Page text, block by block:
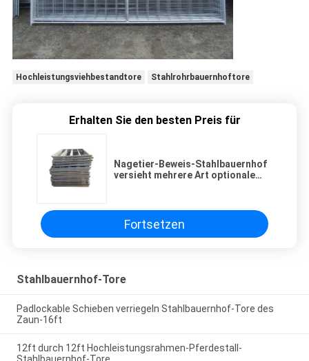
Hochleistungsviehbestandtore Stahlrohrbauernhoftore
Erhalten Sie den besten Preis für
Nagetier-Beweis-Stahlbauernhof
versieht mehrere Art optionale
Fortsetzen
Stahlbauernhof-Tore
Padlockable Schieben verriegeln Stahlbauernhof-Tore des
Zaun-16ft
12ft durch 12ft Hochleistungsrahmen-Pferdestall-
Stahlbauernhof-Tore